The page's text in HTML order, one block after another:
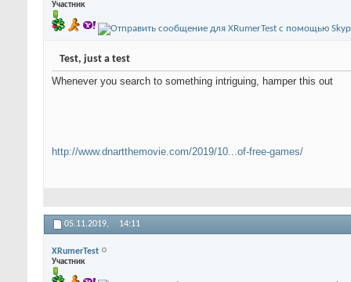
Участник
Test, just a test
Whenever you search to something intriguing, hamper this out
http://www.dnartthemovie.com/2019/10...of-free-games/
05.11.2019, 14:11
XRumerTest
Участник